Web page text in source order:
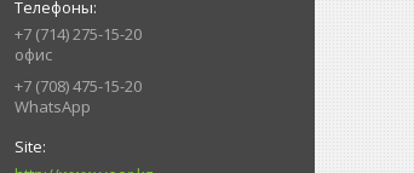
+7 (714) 275-15-20
офис
+7 (708) 475-15-20
WhatsApp